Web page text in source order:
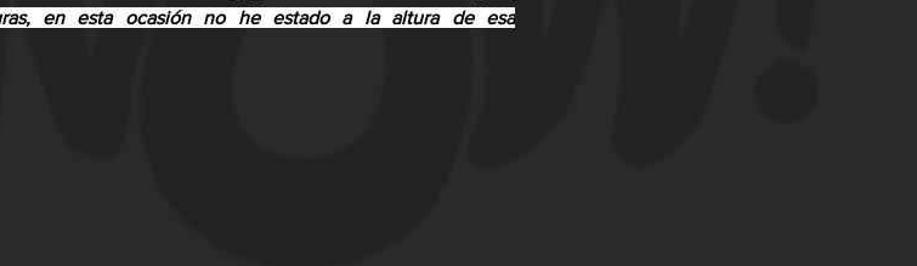
en esta ocasión no he estado a la altura de esa